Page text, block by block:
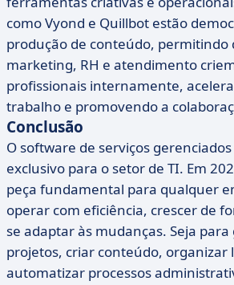
como Vyond e Quillbot estão
produção de conteúdo, permitindo
marketing, RH e atendimento
profissionais internamente,
trabalho e promovendo a
Conclusão
O software de serviços
exclusivo para o setor de TI. Em
peça fundamental para qualquer
operar com eficiência, crescer de
se adaptar às mudanças. Seja
projetos, criar conteúdo, organizar
automatizar processos